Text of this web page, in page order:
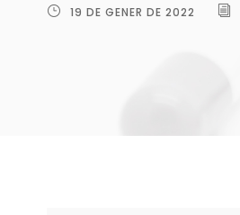
19 DE GENER DE 2022